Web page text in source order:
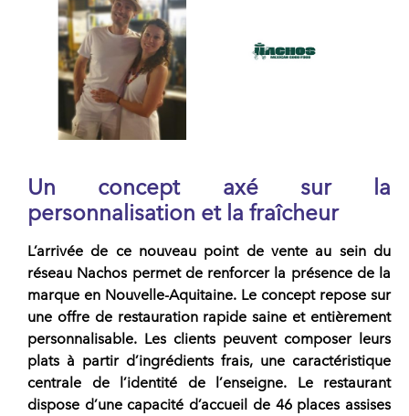
Un concept axé sur la
personnalisation et la fraîcheur
L’arrivée de ce nouveau point de vente au sein du
réseau Nachos permet de renforcer la présence de la
marque en Nouvelle-Aquitaine. Le concept repose sur
une offre de restauration rapide saine et entièrement
personnalisable. Les clients peuvent composer leurs
plats à partir d’ingrédients frais, une caractéristique
centrale de l’identité de l’enseigne. Le restaurant
dispose d’une capacité d’accueil de 46 places assises